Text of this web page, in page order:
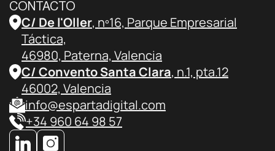
CONTACTO
C/ De l'Oller, nº16, Parque Empresarial
Táctica,
46980, Paterna, Valencia
C/ Convento Santa Clara, n.1, pta.12
46002, Valencia
info@espartadigital.com
+34 960 64 98 57